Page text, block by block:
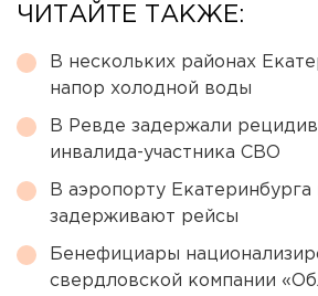
ЧИТАЙТЕ ТАКЖЕ:
В нескольких районах
напор холодной воды
В Ревде задержали
инвалида-участника СВО
В аэропорту Екатеринбурга
задерживают рейсы
Бенефициары
свердловской компании